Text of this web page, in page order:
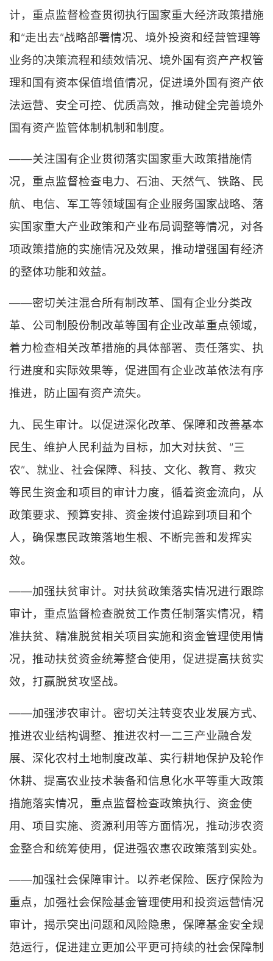
计，重点监督检查贯彻执行国家重大经济政策措施
和“走出去”战略部署情况、境外投资和经营管理等
业务的决策流程和绩效情况、境外国有资产产权管
理和国有资本保值增值情况，促进境外国有资产依
法运营、安全可控、优质高效，推动健全完善境外
国有资产监管体制机制和制度。
——关注国有企业贯彻落实国家重大政策措施情
况，重点监督检查电力、石油、天然气、铁路、民
航、电信、军工等领域国有企业服务国家战略、落
实国家重大产业政策和产业布局调整等情况，对各
项政策措施的实施情况及效果，推动增强国有经济
的整体功能和效益。
——密切关注混合所有制改革、国有企业分类改
革、公司制股份制改革等国有企业改革重点领域，
着力检查相关改革措施的具体部署、责任落实、执
行进度和实际效果等，促进国有企业改革依法有序
推进，防止国有资产流失。
九、民生审计。以促进深化改革、保障和改善基本
民生、维护人民利益为目标，加大对扶贫、“三
农”、就业、社会保障、科技、文化、教育、救灾
等民生资金和项目的审计力度，循着资金流向，从
政策要求、预算安排、资金拨付追踪到项目和个
人，确保惠民政策落地生根、不断完善和发挥实
效。
——加强扶贫审计。对扶贫政策落实情况进行跟踪
审计，重点监督检查脱贫工作责任制落实情况，精
准扶贫、精准脱贫相关项目实施和资金管理使用情
况，推动扶贫资金统筹整合使用，促进提高扶贫实
效，打赢脱贫攻坚战。
——加强涉农审计。密切关注转变农业发展方式、
推进农业结构调整、推进农村一二三产业融合发
展、深化农村土地制度改革、实行耕地保护及轮作
休耕、提高农业技术装备和信息化水平等重大政策
措施落实情况，重点监督检查政策执行、资金使
用、项目实施、资源利用等方面情况，推动涉农资
金整合和统筹使用，促进强农惠农政策落到实处。
——加强社会保障审计。以养老保险、医疗保险为
重点，加强社会保险基金管理使用和投资运营情况
审计，揭示突出问题和风险隐患，保障基金安全规
范运行，促进建立更加公平更可持续的社会保障制